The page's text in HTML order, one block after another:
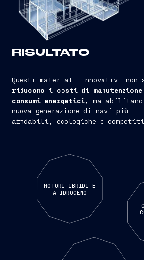
RISULTATO
Questi materiali innovativi non
riducono i costi di
consumi energetici,
ma abilitano
nuova generazione di navi più
affidabili, ecologiche e
MOTORI IBRIDI E
A IDROGENO